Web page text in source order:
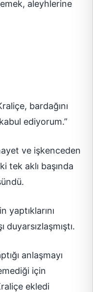
aleyhlerine
bardağını
ediyorum.”
ve işkenceden
tek aklı başında
yaptıklarını
anlaşmayı
için
ekledi